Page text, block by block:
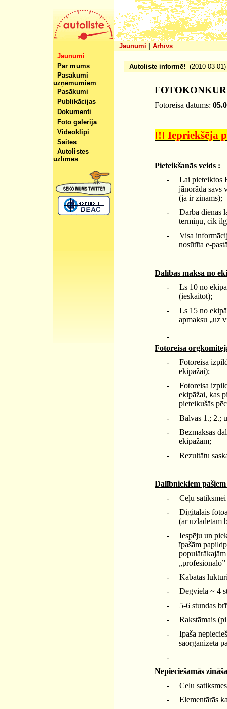
Jaunumi
Arhīvs
Jaunumi
Par mums
Pasākumi
uzņēmumiem
Pasākumi
Publikācijas
Dokumenti
Foto galerija
Videoklipi
Saites
Autolistes
uzlīmes
Autoliste informē! (2010-03-01)
Fotoreisa datums:
!!! Iepriekšēja
Pieteikšanās veids :
-
Lai pieteiktos
jānorāda savs
(ja ir zināms);
-
Darba dienas
termiņu, cik
-
Visa
nosūtīta e-
Dalības maksa no
-
Ls 10 no
(ieskaitot);
-
Ls 15 no
apmaksu „uz
Fotoreisa
-
Fotoreisa
ekipāžai);
-
Fotoreisa
ekipāžai, kas
pieteikušās
-
Balvas 1.; 2.;
-
Bezmaksas
ekipāžām;
-
Rezultātu
Dalībniekiem
-
Ceļu
-
Digitālais
(ar uzlādētām
-
Iespēju un
īpašām
-
Kabatas
-
Degviela ~ 4
-
5-6 stundas
-
Rakstāmais
-
Īpaša
saorganizēta
-
Nepieciešamās
-
Ceļu
-
Elementārās